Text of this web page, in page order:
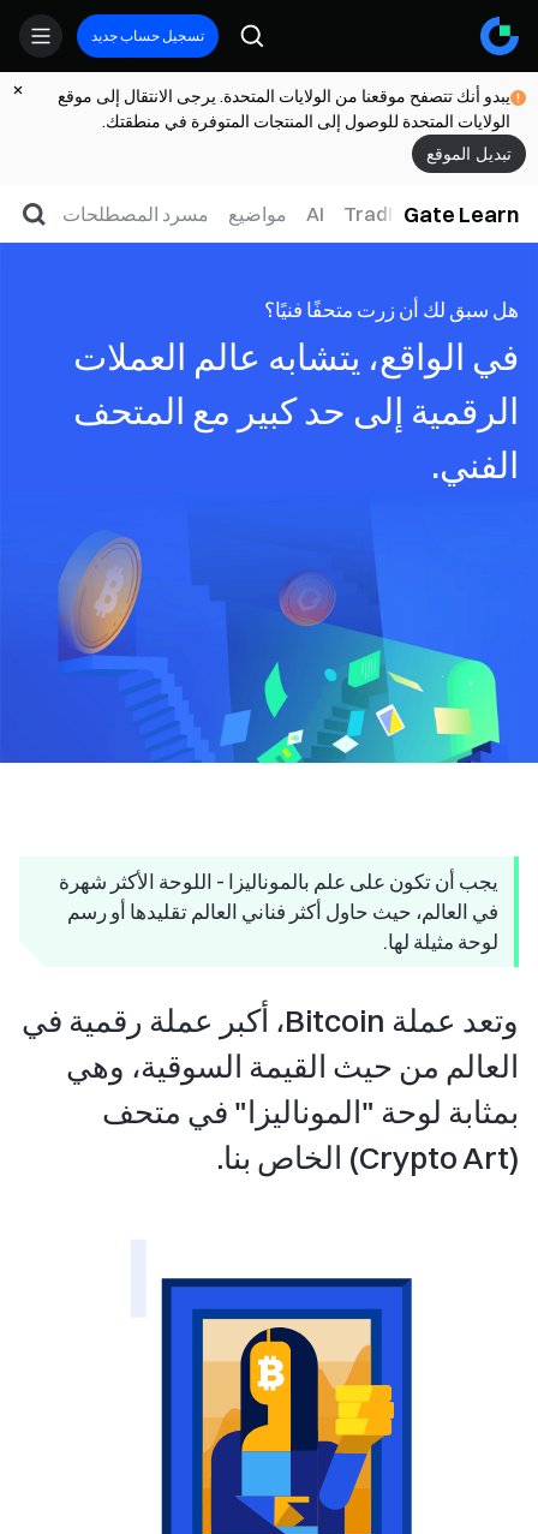
تسجيل حساب جديد
يبدو أنك تتصفح موقعنا من الولايات المتحدة. يرجى الانتقال إلى موقع
الولايات المتحدة للوصول إلى المنتجات المتوفرة في منطقتك.
تبديل الموقع
Gate Learn
ويب3 TradFi
AI مواضيع مسرد المصطلحات
هل سبق لك أن زرت متحفًا فنيًا؟
في الواقع، يتشابه عالم العملات
الرقمية إلى حد كبير مع المتحف
الفني.
يجب أن تكون على علم بالموناليزا - اللوحة الأكثر شهرة
في العالم، حيث حاول أكثر فناني العالم تقليدها أو رسم
لوحة مثيلة لها.
وتعد عملة Bitcoin، أكبر عملة رقمية في
العالم من حيث القيمة السوقية، وهي
بمثابة لوحة "الموناليزا" في متحف
(Crypto Art) الخاص بنا.